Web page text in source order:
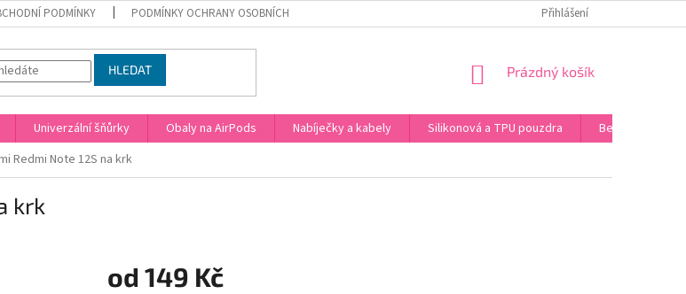
PODMÍNKY PODMÍNKY OCHRANY OSOBNÍCH ÚDAJŮ Přihlášení
HLEDAT
NÁKUPNÍ
Prázdný košík
Univerzální šňůrky Obaly na AirPods Nabíječky a kabely Silikonová a TPU pouzdra
Bezdrátová
Redmi Note 12S na krk
krk
od 149 Kč